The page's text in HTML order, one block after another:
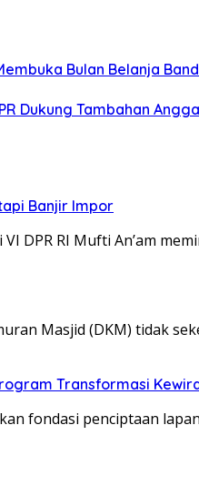
Bulan Belanja
Dukung Tambahan
Banjir Impor
VI DPR RI Mufti An’am
Masjid (DKM) tidak
Transformasi
fondasi penciptaan